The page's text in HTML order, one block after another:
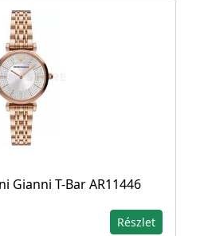
Gianni T-Bar AR11446
Részlet